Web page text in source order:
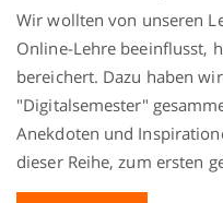
Wir wollten von unseren
Online-Lehre beeinflusst,
bereichert. Dazu haben
"Digitalsemester"
Anekdoten und
dieser Reihe, zum ersten